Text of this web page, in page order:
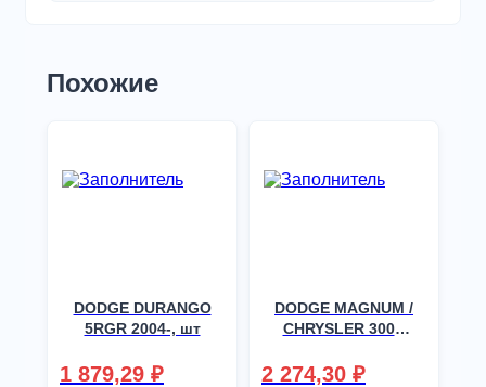
Похожие
DODGE DURANGO
5RGR 2004-, шт
1 879,29 ₽
DODGE MAGNUM /
CHRYSLER 300C
2 274,30 ₽